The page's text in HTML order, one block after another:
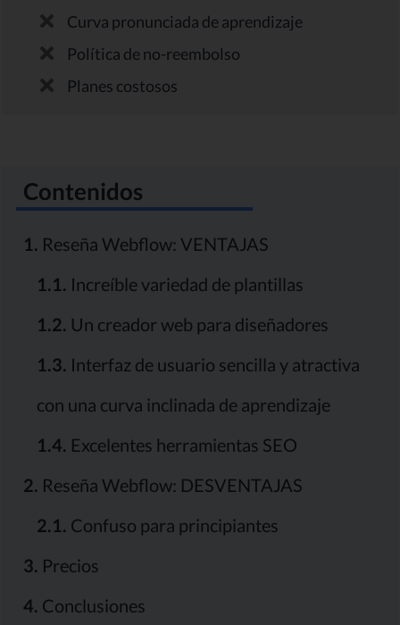
Curva pronunciada de aprendizaje
Política de no-reembolso
Planes costosos
Contenidos
1. Reseña Webflow: VENTAJAS
1.1. Increíble variedad de plantillas
1.2. Un creador web para diseñadores
1.3. Interfaz de usuario sencilla y atractiva
con una curva inclinada de aprendizaje
1.4. Excelentes herramientas SEO
2. Reseña Webflow: DESVENTAJAS
2.1. Confuso para principiantes
3. Precios
4. Conclusiones